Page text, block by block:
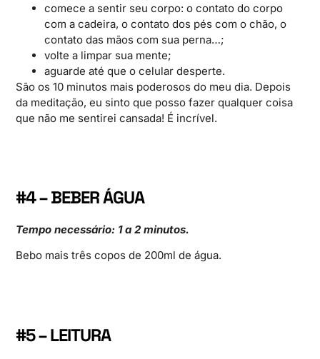
comece a sentir seu corpo: o contato do corpo
com a cadeira, o contato dos pés com o chão, o
contato das mãos com sua perna…;
volte a limpar sua mente;
aguarde até que o celular desperte.
São os 10 minutos mais poderosos do meu dia. Depois
da meditação, eu sinto que posso fazer qualquer coisa
que não me sentirei cansada! É incrível.
#4 – BEBER ÁGUA
Tempo necessário: 1 a 2 minutos.
Bebo mais três copos de 200ml de água.
#5 – LEITURA